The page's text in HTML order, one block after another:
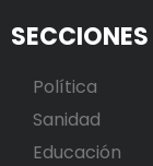
SECCIONES
Política
Sanidad
Educación